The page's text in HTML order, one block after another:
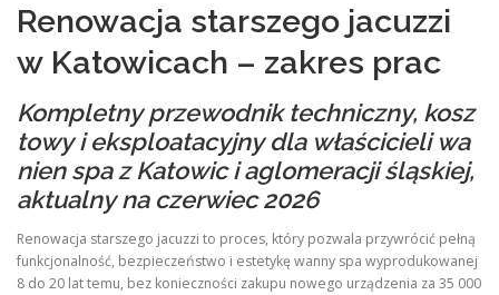
Renowacja starszego jacuzzi
w Katowicach – zakres prac
Kompletny przewodnik techniczny, kosz
towy i eksploatacyjny dla właścicieli wa
nien spa z Katowic i aglomeracji śląskiej,
aktualny na czerwiec 2026
Renowacja starszego jacuzzi to proces, który pozwala przywrócić pełną
funkcjonalność, bezpieczeństwo i estetykę wanny spa wyprodukowanej
8 do 20 lat temu, bez konieczności zakupu nowego urządzenia za 35 000